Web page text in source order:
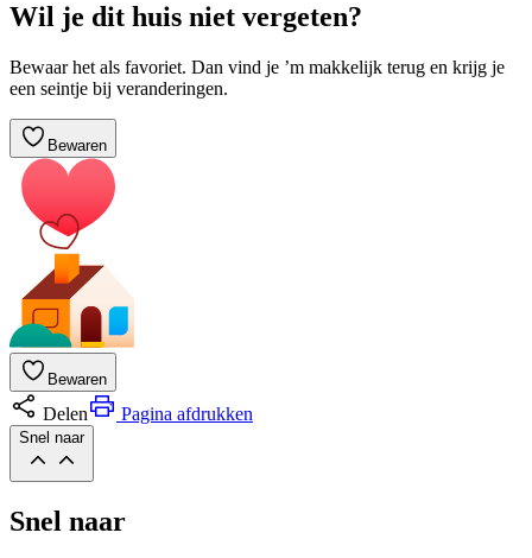
Wil je dit huis niet vergeten?
Bewaar het als favoriet. Dan vind je ’m makkelijk terug en krijg je
een seintje bij veranderingen.
Bewaren
Bewaren
Delen Pagina afdrukken
Snel naar
Snel naar